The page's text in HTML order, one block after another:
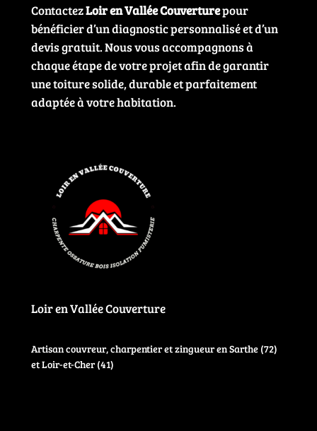
ContactezLoir en Vallée Couverturepour
bénéficier d’un diagnostic personnalisé et d’un
devis gratuit. Nous vous accompagnons à
chaque étape de votre projet afin de garantir
une toiture solide, durable et parfaitement
adaptée à votre habitation.
Loir en Vallée Couverture
Artisan couvreur, charpentier et zingueur en Sarthe (72)
et Loir-et-Cher (41)